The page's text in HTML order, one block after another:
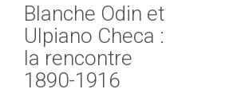
Blanche Odin et
Ulpiano Checa :
la rencontre
1890-1916